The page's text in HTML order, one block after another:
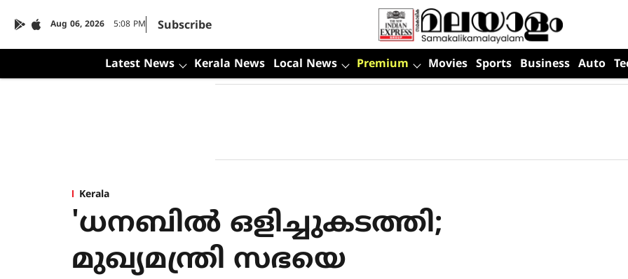
Aug 06, 2026 5:08 PM Subscribe
Latest News Kerala News Local News Premium Movies Sports Business Auto
Kerala
'ധനബില്‍ ഒളിച്ചുകടത്തി;
മുഖ്യമന്ത്രി സഭയെ